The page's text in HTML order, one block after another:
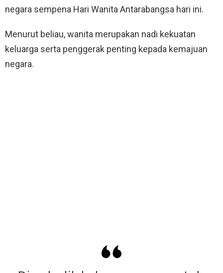
negara sempena Hari Wanita Antarabangsa hari ini.
Menurut beliau, wanita merupakan nadi kekuatan
keluarga serta penggerak penting kepada kemajuan
negara.